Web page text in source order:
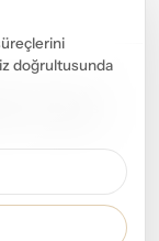
doğrultusunda